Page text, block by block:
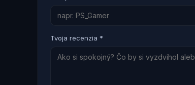
Tvoja recenzia *